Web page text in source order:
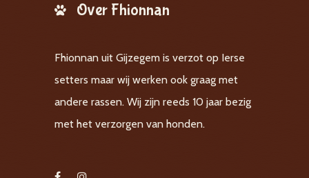
Over Fhionnan
Fhionnan uit Gijzegem is verzot op Ierse
setters maar wij werken ook graag met
andere rassen. Wij zijn reeds 10 jaar bezig
met het verzorgen van honden.